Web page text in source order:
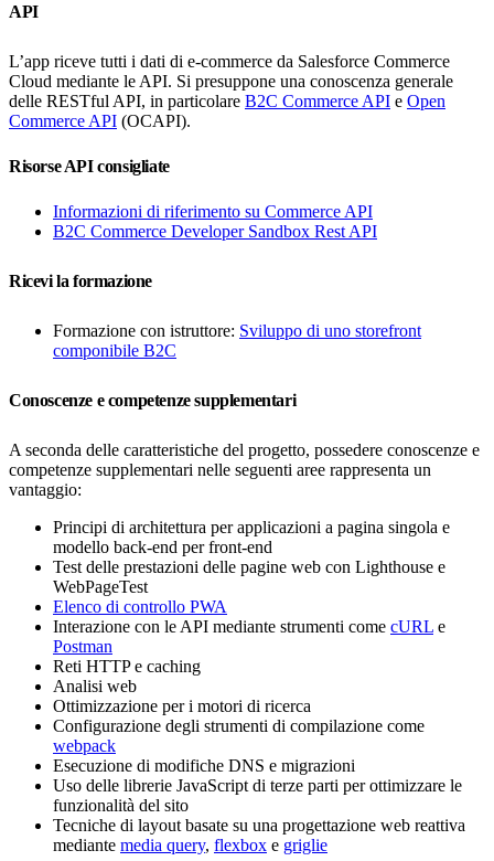
API
L’app riceve tutti i dati di e-commerce da Salesforce Commerce
Cloud mediante le API. Si presuppone una conoscenza generale
delle RESTful API, in particolare B2C Commerce API e Open
Commerce API (OCAPI).
Risorse API consigliate
Informazioni di riferimento su Commerce API
B2C Commerce Developer Sandbox Rest API
Ricevi la formazione
Formazione con istruttore: Sviluppo di uno storefront
componibile B2C
Conoscenze e competenze supplementari
A seconda delle caratteristiche del progetto, possedere conoscenze e
competenze supplementari nelle seguenti aree rappresenta un
vantaggio:
Principi di architettura per applicazioni a pagina singola e
modello back-end per front-end
Test delle prestazioni delle pagine web con Lighthouse e
WebPageTest
Elenco di controllo PWA
Interazione con le API mediante strumenti come cURL e
Postman
Reti HTTP e caching
Analisi web
Ottimizzazione per i motori di ricerca
Configurazione degli strumenti di compilazione come
webpack
Esecuzione di modifiche DNS e migrazioni
Uso delle librerie JavaScript di terze parti per ottimizzare le
funzionalità del sito
Tecniche di layout basate su una progettazione web reattiva
mediante media query, flexbox e griglie